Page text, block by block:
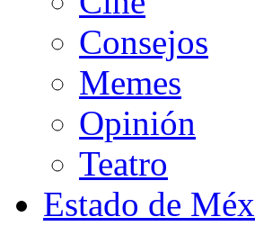
Consejos
Memes
Opinión
Teatro
Estado de